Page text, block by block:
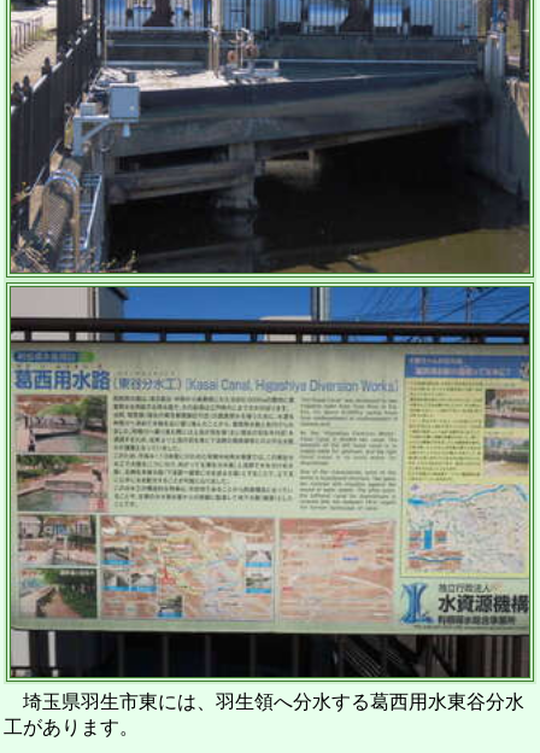
埼玉県羽生市東には、羽生領へ分水する葛西用水東谷分水
工があります。